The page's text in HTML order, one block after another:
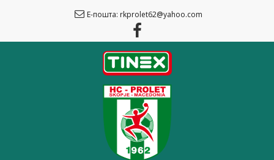
Е-пошта: rkprolet62@yahoo.com